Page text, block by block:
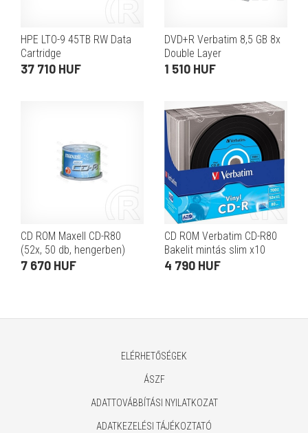
HPE LTO-9 45TB RW Data
Cartridge
37 710 HUF
DVD+R Verbatim 8,5 GB 8x
Double Layer
1 510 HUF
CD ROM Maxell CD-R80
(52x, 50 db, hengerben)
7 670 HUF
CD ROM Verbatim CD-R80
Bakelit mintás slim x10
4 790 HUF
ELÉRHETŐSÉGEK
ÁSZF
ADATTOVÁBBÍTÁSI NYILATKOZAT
ADATKEZELÉSI TÁJÉKOZTATÓ